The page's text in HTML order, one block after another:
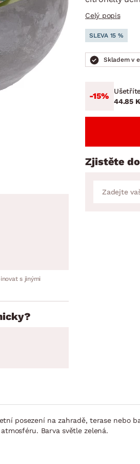
DOMÁCÍ SPOTŘEBIČE
Celý popis
SLEVA 15 %
Skladem v
-15%
44.85
Zjistěte
s jinými
posezení na zahradě, terase nebo
Barva světle zelená.